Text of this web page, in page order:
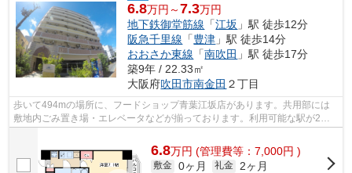
6.8万円～7.3万円
地下鉄御堂筋線 「江坂 」駅 徒歩12分
阪急千里線 「豊津 」駅 徒歩14分
おおさか東線 「南吹田 」駅 徒歩17分
築9年 / 22.33㎡
大阪府吹田市南金田 ２丁目
歩いて494mの場所に、フードショップ青葉江坂店があります。共用部には
敷地内ごみ置き場・エレベータなどが揃っております。利用可能な駅が2駅
6.8万円 (管理費等：7,000円 )
敷金 0ヶ月 礼金
2ヶ月